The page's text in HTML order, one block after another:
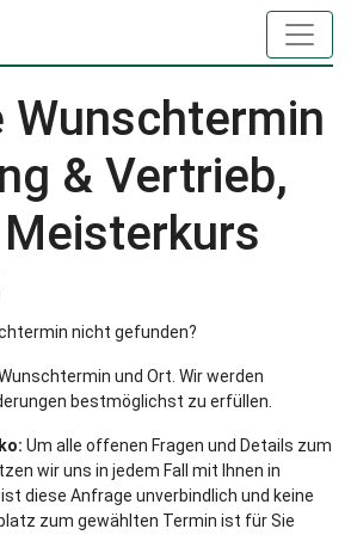
Wunschtermin
& Vertrieb,
nicht gefunden?
und Ort. Wir werden
bestmöglichst zu erfüllen.
Um alle offenen Fragen und Details zum
wir uns in jedem Fall mit Ihnen in
diese Anfrage unverbindlich und keine
zum gewählten Termin ist für Sie